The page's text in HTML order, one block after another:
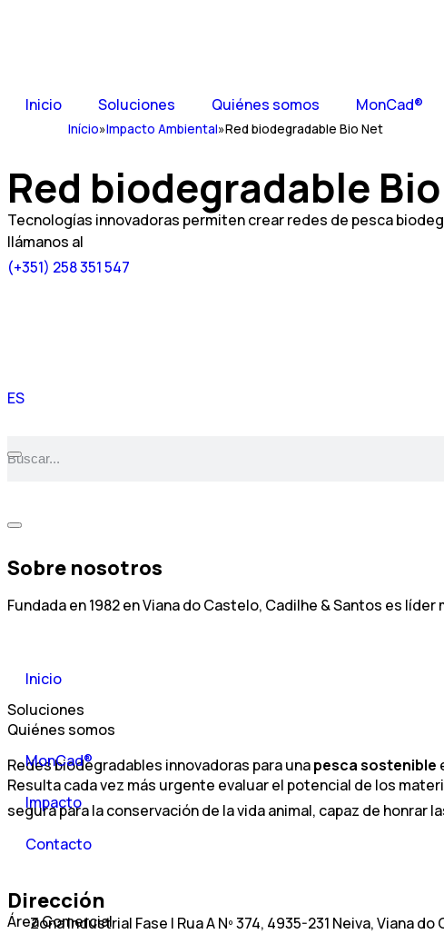
Inicio Soluciones Quiénes somos MonCad®
llámanos al
(+351) 258 351 547
ES
EN
Sobre nosotros
Fundada en 1982 en Viana do Castelo, Cadilhe & Santos es
Inicio
Soluciones
Quiénes somos
MonCad®
Impacto
Contacto
Dirección
Zona Industrial Fase I Rua A Nº 374, 4935-231 Neiva, Viana
Início»Impacto Ambiental»Red biodegradable Bio Net
Red biodegradable
Tecnologías innovadoras permiten crear redes de pesca
Redes biodegradables innovadoras para unapesca sostenible
Resulta cada vez más urgente evaluar el potencial de los
segura para la conservación de la vida animal, capaz de
Área Comercial